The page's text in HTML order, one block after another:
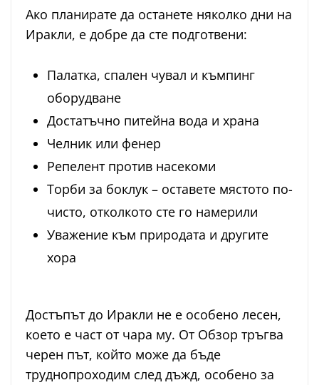
Ако планирате да останете няколко дни на
Иракли, е добре да сте подготвени:
Палатка, спален чувал и къмпинг
оборудване
Достатъчно питейна вода и храна
Челник или фенер
Репелент против насекоми
Торби за боклук – оставете мястото по-
чисто, отколкото сте го намерили
Уважение към природата и другите
хора
Достъпът до Иракли не е особено лесен,
което е част от чара му. От Обзор тръгва
черен път, който може да бъде
труднопроходим след дъжд, особено за